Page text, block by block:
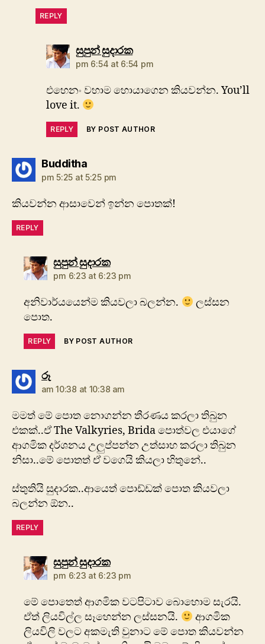
REPLY
සුපුන් සුදාරකsays:
pm 6:54 at 6:54 pm
එහෙනං වහාම හොයාගෙන කියවන්න. You’ll
love it.
REPLY BY POST AUTHOR
Buddithasays:
pm 5:25 at 5:25 pm
කියවන්න ආසාවෙන් ඉන්න පොතක්!
REPLY
සුපුන් සුදාරකsays:
pm 6:23 at 6:23 pm
අනිවාර්යයෙන්ම කියවලා බලන්න.
ලස්සන
පොත.
REPLY BY POST AUTHOR
රූsays:
am 10:38 at 10:38 am
මමත් මේ පොත නොගන්න තීරණය කරලා තිබුන
එකක්..ඒ The Valkyries, Brida පොත්වල එයාගේ
ආගමික දර්ශනය උලුප්පන්න උත්සාහ කරලා තිබුන
නිසා..මේ පොතත් ඒ වගෙයි කියලා හිතුනේ..
ස්තුතියි සුදාරක..ආයෙත් පොඩ්ඩක් පොත කියවලා
බලන්න ඕන..
REPLY
සුපුන් සුදාරකsays:
pm 6:23 at 6:23 pm
මේ පොතෙත් ආගමික වටපිටාව බොහොම සැරයි.
ඒත් ලියවිල්ල සෑහෙන්න ලස්සනයි.
ආගමික
ලියවිලි වලට අකමැති වුනාට මේ පොත කියවන්න